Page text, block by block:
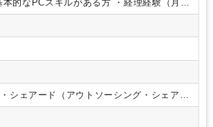
時より完全リモート勤務、シフトも柔軟
、仕事と子育て、介護などのプライベート
所は問いません。
相談可能です。
やり取りも『slack』を使用しておりま
逐一報告し合える状態を整え、円滑な業務
ます。テキストでのやり取りだけではな
してコミュニケーションをとることもご
本的なPCスキルがある方 ・経理経験（月次
経験（給与計算、社会保険関連手続き、各
ぞれ3年以上お持ちの方で基本的なことは
方
物像】
シェアード（アウトソーシング・シェアー